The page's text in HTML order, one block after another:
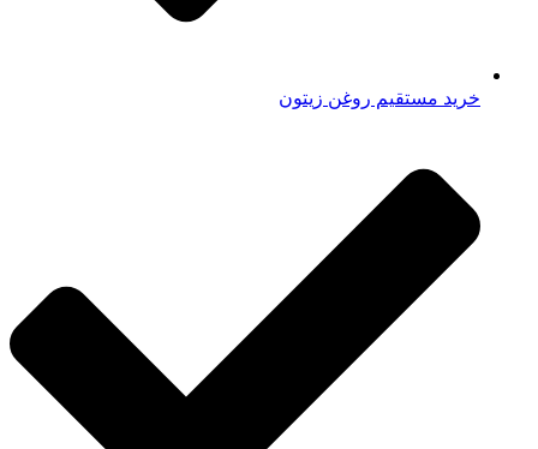
خرید مستقیم روغن زیتون